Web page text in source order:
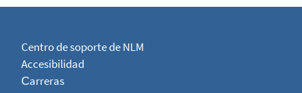
Centro de soporte de NLM
Accesibilidad
Сarreras